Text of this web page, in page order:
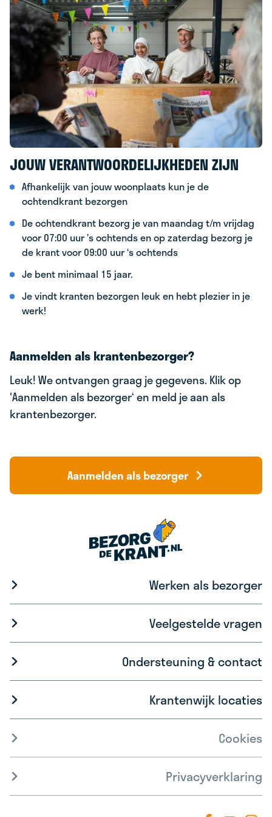
JOUW VERANTWOORDELIJKHEDEN ZIJN
Afhankelijk van jouw woonplaats kun je de
ochtendkrant bezorgen
De ochtendkrant bezorg je van maandag t/m vrijdag
voor 07:00 uur ’s ochtends en op zaterdag bezorg je
de krant voor 09:00 uur ‘s ochtends
Je bent minimaal 15 jaar.
Je vindt kranten bezorgen leuk en hebt plezier in je
werk!
Aanmelden als krantenbezorger?
Leuk! We ontvangen graag je gegevens. Klik op
'Aanmelden als bezorger‘ en meld je aan als
krantenbezorger.
Aanmelden als bezorger
Werken als bezorger
Veelgestelde vragen
Ondersteuning & contact
Krantenwijk locaties
Cookies
Privacyverklaring